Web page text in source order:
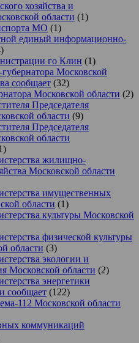
хозяйства и
области (1)
МО (1)
единый информационно-
го Клин (1)
Московской
сообщает (32)
Московской области (2)
Председателя
области (9)
Председателя
области
жилищно-
Московской области
имущественных
области (1)
культуры Московской
физической культуры
области (3)
экологии и
Московской области (2)
энергетики
сообщает (122)
112 Московской области
коммуникаций